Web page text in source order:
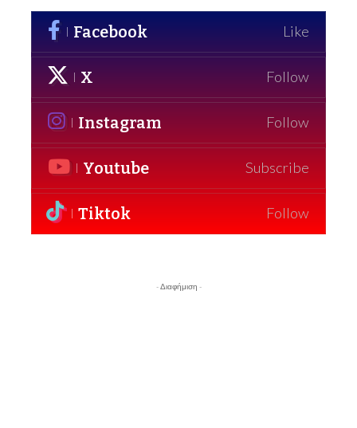
Facebook Like
X Follow
Instagram Follow
Youtube Subscribe
Tiktok Follow
- Διαφήμιση -